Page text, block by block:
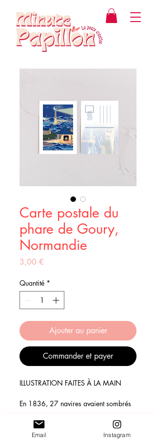
Carte postale du
phare de Goury,
Normandie
3,00 €
Quantité *
Ajouter au panier
Commander et payer
ILLUSTRATION FAITES À LA MAIN
En 1836, 27 navires avaient sombrés
Blanchard, l’un des courants de marée
les plus forts d’Europe. Entre le cap de
Email Instagram